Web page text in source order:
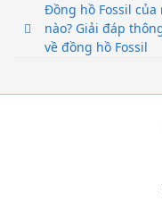
Đồng hồ Fossil của
nào? Giải đáp
về đồng hồ Fossil